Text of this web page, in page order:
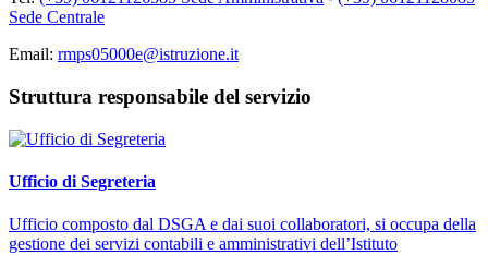
Sede Centrale
Email: rmps05000e@istruzione.it
Struttura responsabile del servizio
Ufficio di Segreteria
Ufficio composto dal DSGA e dai suoi collaboratori, si occupa della
gestione dei servizi contabili e amministrativi dell’Istituto